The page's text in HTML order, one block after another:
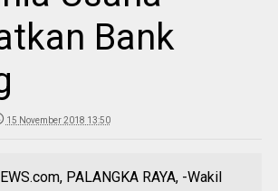
Bank
15 November 2018 13:50
PALANGKA RAYA, -Wakil